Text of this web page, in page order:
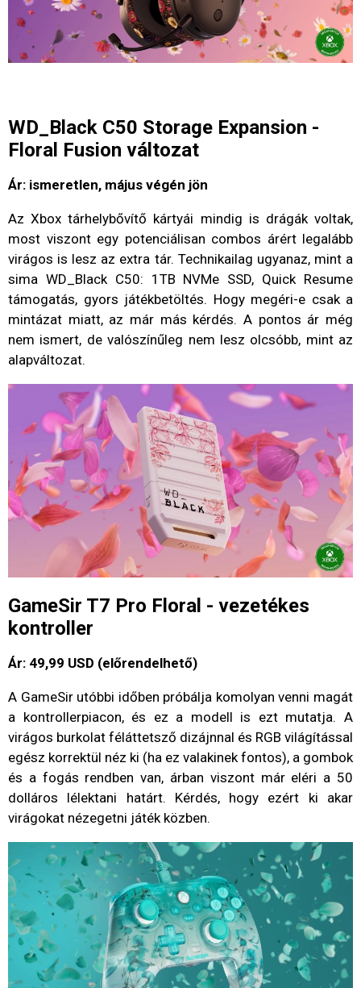
WD_Black C50 Storage Expansion -
Floral Fusion változat
Ár: ismeretlen, május végén jön
Az Xbox tárhelybővítő kártyái mindig is drágák voltak,
most viszont egy potenciálisan combos árért legalább
virágos is lesz az extra tár. Technikailag ugyanaz, mint a
sima WD_Black C50: 1TB NVMe SSD, Quick Resume
támogatás, gyors játékbetöltés. Hogy megéri-e csak a
mintázat miatt, az már más kérdés. A pontos ár még
nem ismert, de valószínűleg nem lesz olcsóbb, mint az
alapváltozat.
GameSir T7 Pro Floral - vezetékes
kontroller
Ár: 49,99 USD (előrendelhető)
A GameSir utóbbi időben próbálja komolyan venni magát
a kontrollerpiacon, és ez a modell is ezt mutatja. A
virágos burkolat féláttetsző dizájnnal és RGB világítással
egész korrektül néz ki (ha ez valakinek fontos), a gombok
és a fogás rendben van, árban viszont már eléri a 50
dolláros lélektani határt. Kérdés, hogy ezért ki akar
virágokat nézegetni játék közben.